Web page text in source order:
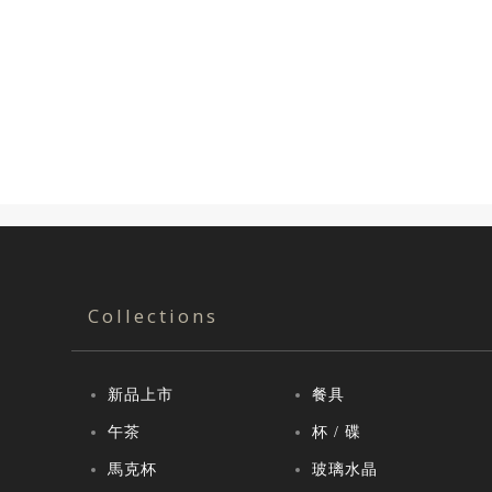
Collections
新品上市 餐具
午茶 杯 / 碟
馬克杯 玻璃水晶